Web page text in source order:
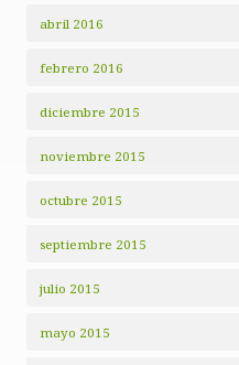
abril 2016
febrero 2016
diciembre 2015
noviembre 2015
octubre 2015
septiembre 2015
julio 2015
mayo 2015